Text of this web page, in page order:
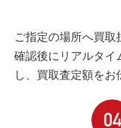
ご指定の場所へ買
確認後にリアルタイ
し、買取査定額をお